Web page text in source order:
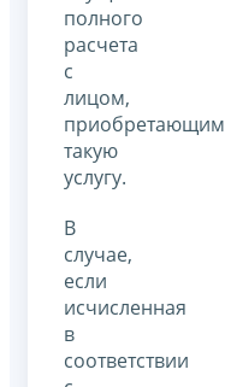
полного
расчета
с
лицом,
приобретающим
такую
услугу.
В
случае,
если
исчисленная
в
соответствии